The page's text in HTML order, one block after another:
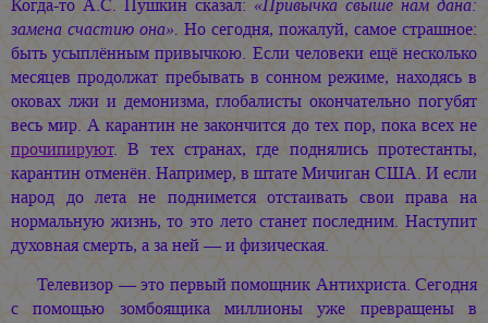
Когда-то А.С. Пушкин сказал: «Привычка свыше нам дана:
замена счастию она». Но сегодня, пожалуй, самое страшное:
быть усыплённым привычкою. Если человеки ещё несколько
месяцев продолжат пребывать в сонном режиме, находясь в
оковах лжи и демонизма, глобалисты окончательно погубят
весь мир. А карантин не закончится до тех пор, пока всех не
прочипируют. В тех странах, где поднялись протестанты,
карантин отменён. Например, в штате Мичиган США. И если
народ до лета не поднимется отстаивать свои права на
нормальную жизнь, то это лето станет последним. Наступит
духовная смерть, а за ней — и физическая.
Телевизор — это первый помощник Антихриста. Сегодня
с помощью зомбоящика миллионы уже превращены в